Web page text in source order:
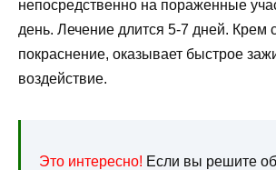
непосредственно на пораженные
день. Лечение длится 5-7 дней. Крем
покраснение, оказывает быстрое
воздействие.
Это интересно! Если вы решите